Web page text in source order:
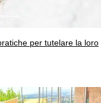
per tutelare la loro